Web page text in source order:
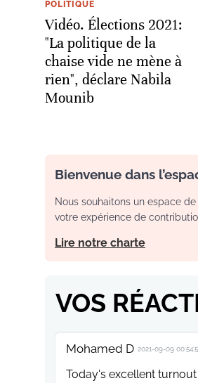
POLITIQUE
Vidéo. Élections 2021:
"La politique de la
chaise vide ne mène à
rien", déclare Nabila
Mounib
Bienvenue dans
Nous souhaitons un espace
votre expérience de
Lire notre charte
VOS
Mohamed D 2021-09-09
Today's excellent